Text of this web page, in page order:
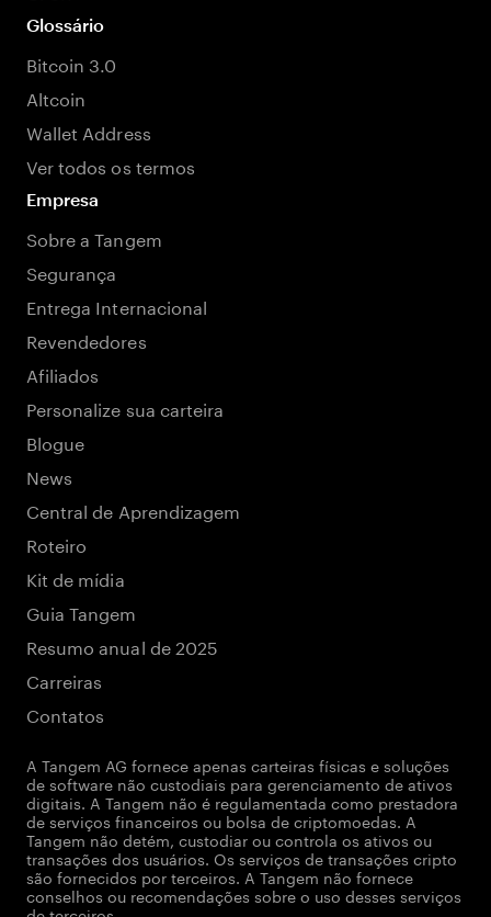
Glossário
Bitcoin 3.0
Altcoin
Wallet Address
Ver todos os termos
Empresa
Sobre a Tangem
Segurança
Entrega Internacional
Revendedores
Afiliados
Personalize sua carteira
Blogue
News
Central de Aprendizagem
Roteiro
Kit de mídia
Guia Tangem
Resumo anual de 2025
Carreiras
Contatos
A Tangem AG fornece apenas carteiras físicas e soluções
de software não custodiais para gerenciamento de ativos
digitais. A Tangem não é regulamentada como prestadora
de serviços financeiros ou bolsa de criptomoedas. A
Tangem não detém, custodiar ou controla os ativos ou
transações dos usuários. Os serviços de transações cripto
são fornecidos por terceiros. A Tangem não fornece
conselhos ou recomendações sobre o uso desses serviços